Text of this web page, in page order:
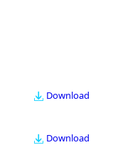
Download
Download